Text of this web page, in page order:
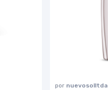
por nuevosolltda